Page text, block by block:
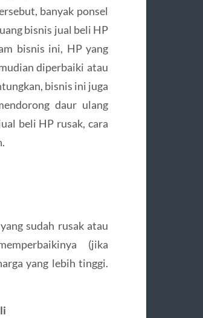
banyak ponsel
bisnis jual beli HP
bisnis ini, HP yang
diperbaiki atau
bisnis ini juga
daur ulang
beli HP rusak, cara
sudah rusak atau
(jika
yang lebih tinggi.